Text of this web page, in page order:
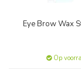
Eye Brow Wax
Op